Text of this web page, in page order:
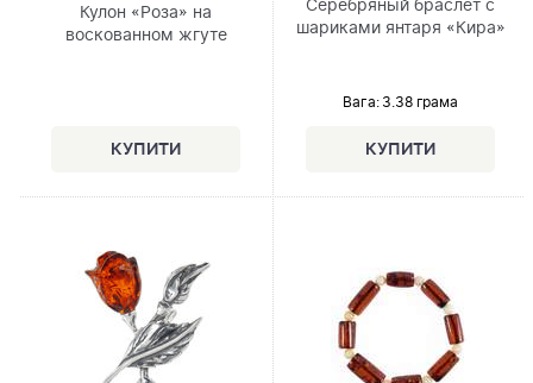
Кулон «Роза» на
воскованном жгуте
Серебряный браслет с
шариками янтаря «Кира»
Вага: 3.38 грама